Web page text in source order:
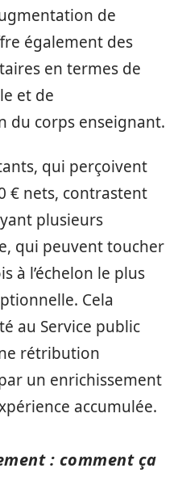
de
également des
en termes de
et de
du corps enseignant.
qui perçoivent
€ nets, contrastent
plusieurs
qui peuvent toucher
à l’échelon le plus
Cela
au Service public
rétribution
un enrichissement
accumulée.
: comment ça